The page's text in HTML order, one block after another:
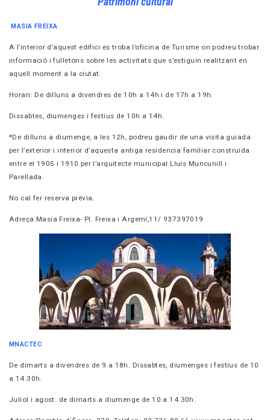
MASIA FREIXA
A l’interior d’aquest edifici es troba l’oficina de Turisme onpodreu trobar
informació i fulletons sobre les activitats que s’estiguin realitzant en
aquell moment a la ciutat.
Horari: De dilluns a divendres de 10h a 14h i de 17h a 19h.
Dissabtes, diumenges i festius de 10h a 14h.
*De dilluns a diumenge, a les 12h, podreu gaudir de una visita guiada
per l’exterior i interior d’aquesta antiga residencia familiar construïda
entre el 1905 i 1910 per l’arquitecte municipal Lluís Muncunill i
Parellada.
No cal fer reserva prèvia.
Adreça:Masia Freixa- Pl. Freixa i Argemí,11/ 937397019
MNACTEC
De dimarts a divendres de 9 a 18h. Dissabtes, diumenges ifestius de 10
a 14.30h.
Juliol i agost: de dimarts a diumenge de 10 a 14.30h.